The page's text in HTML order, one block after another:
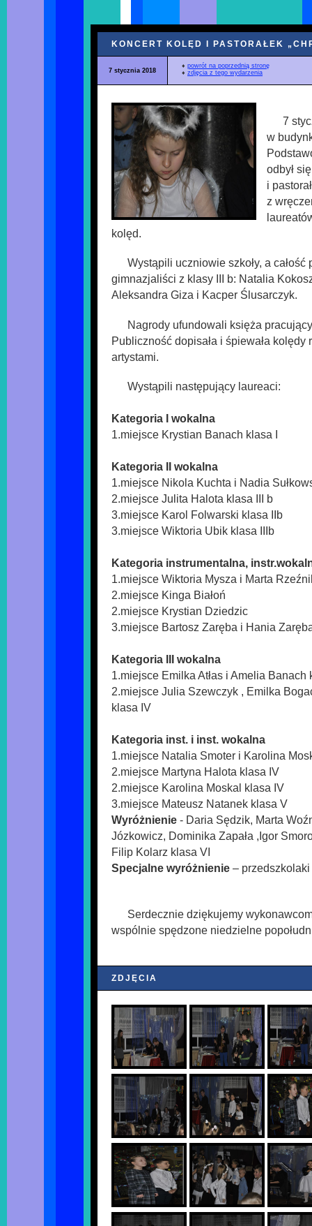
KONCERT KOLĘD I PASTORAŁEK
7 stycznia 2018
♦ powrót na poprzednią stronę
♦ zdjęcia z tego wydarzenia
7
w
odbył
i
z
kolęd.
Wystąpili uczniowie szkoły, a całość
gimnazjaliści z klasy III b: Natalia
Aleksandra Giza i Kacper Ślusarczyk.
Nagrody ufundowali księża
Publiczność dopisała i śpiewała kolędy
artystami.
Wystąpili następujący laureaci:
Kategoria I wokalna
1.miejsce Krystian Banach klasa I
Kategoria II wokalna
1.miejsce Nikola Kuchta i Nadia
2.miejsce Julita Halota klasa III b
3.miejsce Karol Folwarski klasa IIb
3.miejsce Wiktoria Ubik klasa IIIb
Kategoria instrumentalna,
1.miejsce Wiktoria Mysza i Marta
2.miejsce Kinga Białoń
2.miejsce Krystian Dziedzic
3.miejsce Bartosz Zaręba i Hania
Kategoria III wokalna
1.miejsce Emilka Atłas i Amelia Banach
2.miejsce Julia Szewczyk , Emilka
klasa IV
Kategoria inst. i inst. wokalna
1.miejsce Natalia Smoter i Karolina
2.miejsce Martyna Halota klasa IV
2.miejsce Karolina Moskal klasa IV
3.miejsce Mateusz Natanek klasa V
Wyróżnienie - Daria Sędzik, Marta
Józkowicz, Dominika Zapała ,Igor
Filip Kolarz klasa VI
Specjalne wyróżnienie –
Serdecznie dziękujemy
wspólnie spędzone niedzielne
ZDJĘCIA